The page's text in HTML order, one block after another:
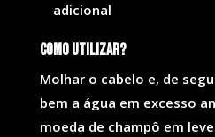
adicional
Como utilizar?
Molhar o cabelo e, de
bem a água em excesso
moeda de champô em